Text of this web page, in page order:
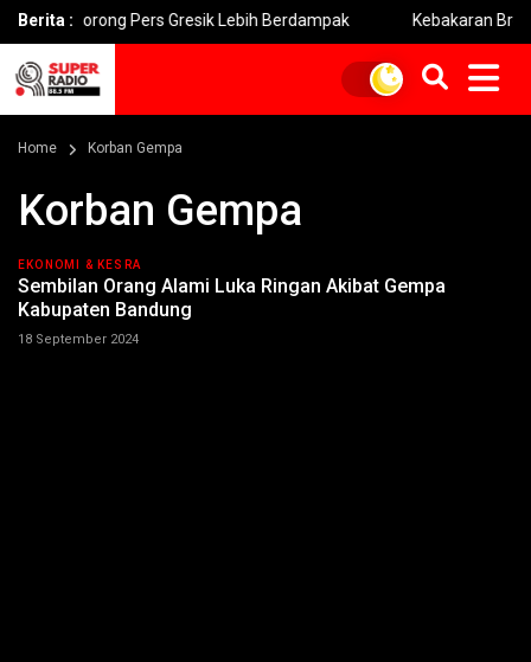
Berita :
Dorong Pers Gresik Lebih Berdampak Kebakaran Bromo
Home Korban Gempa
Korban Gempa
EKONOMI & KESRA
Sembilan Orang Alami Luka Ringan Akibat Gempa
Kabupaten Bandung
18 September 2024